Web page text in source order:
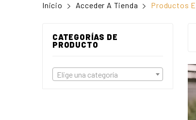
Inicio Acceder A Tienda Productos
CATEGORÍAS DE
PRODUCTO
Elige una categoría